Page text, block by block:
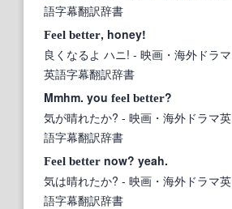
語字幕翻訳辞書
Feel better, honey!
良くなるよ ハニ! - 映画・海外ドラマ
英語字幕翻訳辞書
Mmhm. you feel better?
気が晴れたか? - 映画・海外ドラマ英
語字幕翻訳辞書
Feel better now? yeah.
気は晴れたか? - 映画・海外ドラマ英
語字幕翻訳辞書